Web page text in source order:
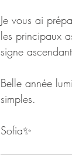
Je vous ai
les principaux
signe
Belle année
simples.
Sofia✨